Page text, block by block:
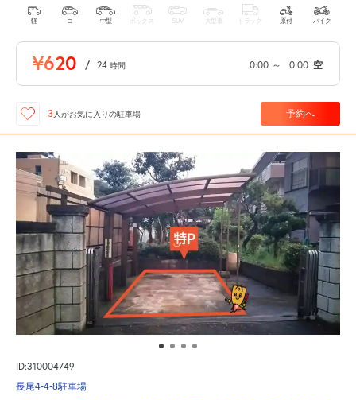
軽 コ 中型 ボックス SUV 大型車 トラック 原付 バイク
¥620 / 24 時間 0:00 ～ 0:00 空
3 人がお気に入りの駐車場 予約へ
ID:310004749
長尾4-4-8駐車場